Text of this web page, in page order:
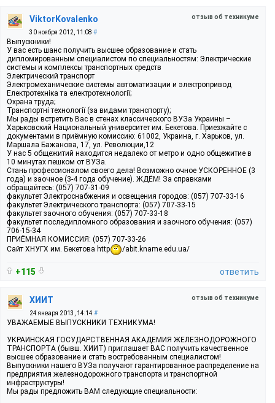
отзыв об техникуме
ViktorKovalenko
30 ноября 2012, 11:08 #
Выпускники!
У вас есть шанс получить высшее образование и стать
дипломированным специалистом по специальностям: Электрические
системы и комплексы транспортных средств
Электрический транспорт
Электромеханические системы автоматизации и электропривод
Електротехніка та електротехнології;
Охрана труда;
Транспортні технології (за видами транспорту);
Мы рады встретить Вас в стенах классического ВУЗа Украины –
Харьковский Национальный университет им. Бекетова. Приезжайте с
документами в приёмную комиссию: 61002, Украина, г. Харьков, ул.
Маршала Бажанова, 17, ул. Революции,12
У нас 5 общежитий находится недалеко от метро и одно общежитие в
10 минутах пешком от ВУЗа.
Стань профессионалом своего дела! Возможно очное УСКОРЕННОЕ (3
года) и заочное (3-4 года обучение). ЖДЁМ! За справками
обращайтесь: (057) 707-31-09
факультет Электроснабжения и освещения городов: (057) 707-33-16
факультет Электрического транспорта: (057) 707-33-15
факультет заочного обучения: (057) 707-33-18
факультет последипломного образования и заочного обучения: (057)
706-15-34
ПРИЁМНАЯ КОМИССИЯ: (057) 707-33-26
Сайт ХНУГХ им. Бекетова http
/abit.kname.edu.ua/
+115 ответить
отзыв об техникуме
ХИИТ
24 января 2013, 14:14 #
УВАЖАЕМЫЕ ВЫПУСКНИКИ ТЕХНИКУМА!
УКРАИНСКАЯ ГОСУДАРСТВЕННАЯ АКАДЕМИЯ ЖЕЛЕЗНОДОРОЖНОГО
ТРАНСПОРТА (бывш. ХИИТ) приглашает ВАС получить качественное
высшее образование и стать востребованным специалистом!
Выпускники нашего ВУЗа получают гарантированное распределение на
предприятия железнодорожного транспорта и транспортной
инфраструктуры!
Мы рады предложить ВАМ следующие специальности: